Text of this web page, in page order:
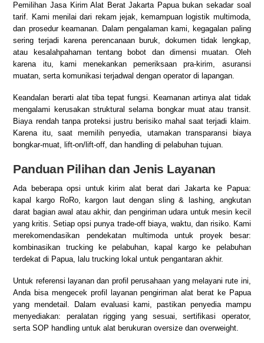
Pemilihan Jasa Kirim Alat Berat Jakarta Papua bukan sekadar soal
tarif. Kami menilai dari rekam jejak, kemampuan logistik multimoda,
dan prosedur keamanan. Dalam pengalaman kami, kegagalan paling
sering terjadi karena perencanaan buruk, dokumen tidak lengkap,
atau kesalahpahaman tentang bobot dan dimensi muatan. Oleh
karena itu, kami menekankan pemeriksaan pra-kirim, asuransi
muatan, serta komunikasi terjadwal dengan operator di lapangan.
Keandalan berarti alat tiba tepat fungsi. Keamanan artinya alat tidak
mengalami kerusakan struktural selama bongkar muat atau transit.
Biaya rendah tanpa proteksi justru berisiko mahal saat terjadi klaim.
Karena itu, saat memilih penyedia, utamakan transparansi biaya
bongkar-muat, lift-on/lift-off, dan handling di pelabuhan tujuan.
Panduan Pilihan dan Jenis Layanan
Ada beberapa opsi untuk kirim alat berat dari Jakarta ke Papua:
kapal kargo RoRo, kargon laut dengan sling & lashing, angkutan
darat bagian awal atau akhir, dan pengiriman udara untuk mesin kecil
yang kritis. Setiap opsi punya trade-off biaya, waktu, dan risiko. Kami
merekomendasikan pendekatan multimoda untuk proyek besar:
kombinasikan trucking ke pelabuhan, kapal kargo ke pelabuhan
terdekat di Papua, lalu trucking lokal untuk pengantaran akhir.
Untuk referensi layanan dan profil perusahaan yang melayani rute ini,
Anda bisa mengecek profil layanan pengiriman alat berat ke Papua
yang mendetail. Dalam evaluasi kami, pastikan penyedia mampu
menyediakan: peralatan rigging yang sesuai, sertifikasi operator,
serta SOP handling untuk alat berukuran oversize dan overweight.